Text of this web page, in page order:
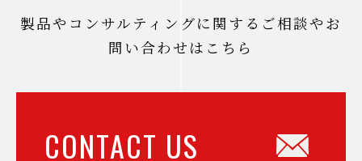
製品やコンサルティングに関するご相談やお
問い合わせはこちら
CONTACT US